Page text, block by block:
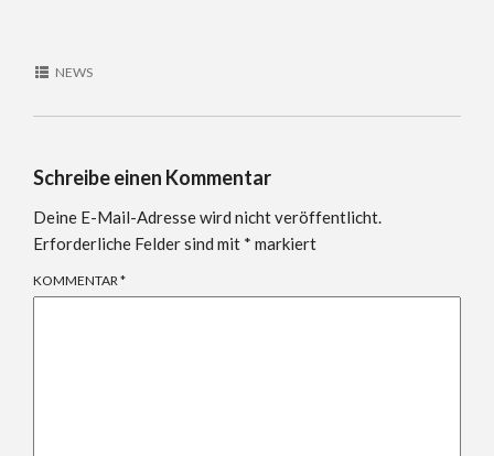
NEWS
Schreibe einen Kommentar
Deine E-Mail-Adresse wird nicht veröffentlicht.
Erforderliche Felder sind mit * markiert
KOMMENTAR *